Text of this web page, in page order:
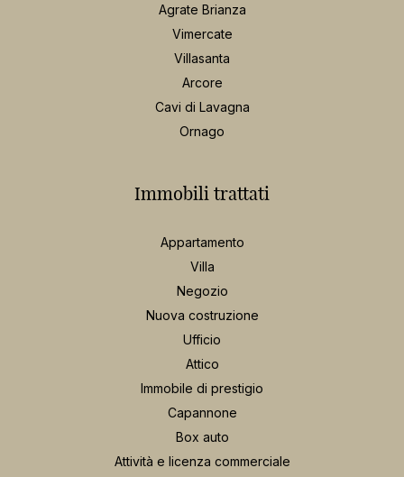
Agrate Brianza
Vimercate
Villasanta
Arcore
Cavi di Lavagna
Ornago
Immobili trattati
Appartamento
Villa
Negozio
Nuova costruzione
Ufficio
Attico
Immobile di prestigio
Capannone
Box auto
Attività e licenza commerciale